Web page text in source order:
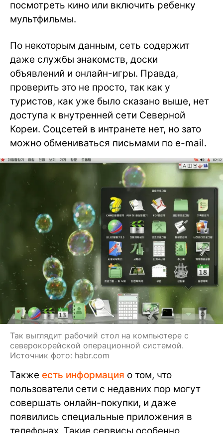
посмотреть кино или включить ребенку
мультфильмы.
По некоторым данным, сеть содержит
даже службы знакомств, доски
объявлений и онлайн-игры. Правда,
проверить это не просто, так как у
туристов, как уже было сказано выше, нет
доступа к внутренней сети Северной
Кореи. Соцсетей в интранете нет, но зато
можно обмениваться письмами по e-mail.
Так выглядит рабочий стол на компьютере с
северокорейской операционной системой.
Источник фото: habr.com
Также есть информация о том, что
пользователи сети с недавних пор могут
совершать онлайн-покупки, и даже
появились специальные приложения в